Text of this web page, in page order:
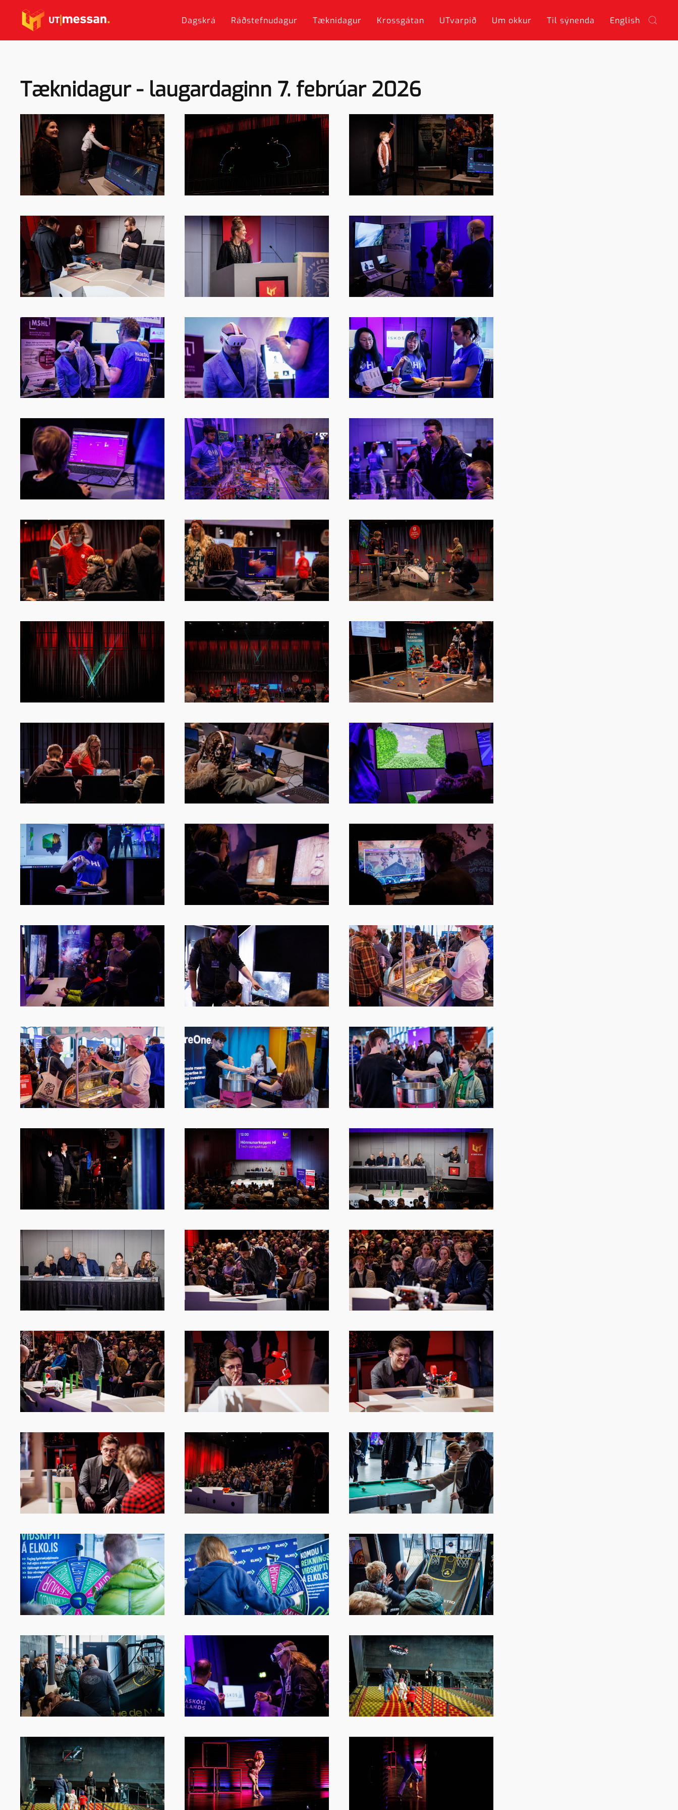
Skip to main content Dagskrá Ráðstefnudagur Tæknidagur Krossgátan UTvarpið Um okkur Til sýnenda English
Tæknidagur - laugardaginn 7. febrúar 2026